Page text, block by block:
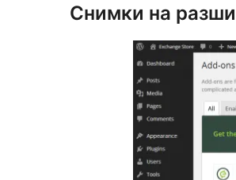
Снимки на